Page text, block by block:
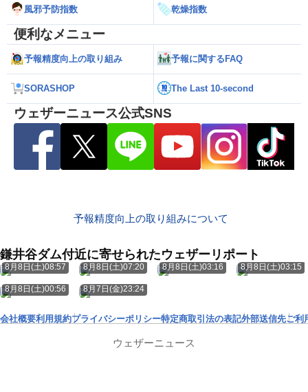
風邪予防指数 乾燥指数
便利なメニュー
予報精度向上の取り組み 予報に関するFAQ
SORASHOP The Last 10-second
ウェザーニュース公式SNS
予報精度向上の取り組みについて
鎌井谷ダム付近に寄せられたウェザーリポート
8月8日(土)08:57 8月8日(土)07:20 8月8日(土)03:16 8月8日(土)03:15
8月8日(土)00:56 8月7日(金)23:24
会社概要利用規約プライバシーポリシー特定商取引法の表記外部送信先ご利
ウェザーニュース